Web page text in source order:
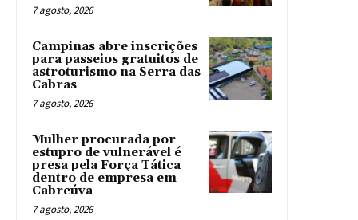
7 agosto, 2026
Campinas abre inscrições
para passeios gratuitos de
astroturismo na Serra das
Cabras
7 agosto, 2026
Mulher procurada por
estupro de vulnerável é
presa pela Força Tática
dentro de empresa em
Cabreúva
7 agosto, 2026